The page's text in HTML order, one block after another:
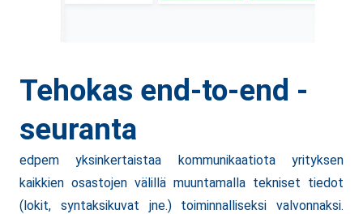
Tehokas end-to-end -
seuranta
edpem yksinkertaistaa kommunikaatiota yrityksen
kaikkien osastojen välillä muuntamalla tekniset tiedot
(lokit, syntaksikuvat jne.) toiminnalliseksi valvonnaksi.